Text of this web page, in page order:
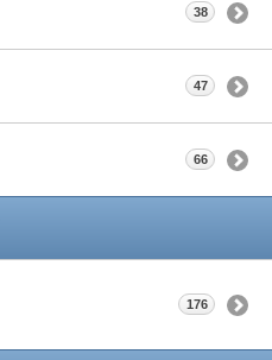
38
47
66
176